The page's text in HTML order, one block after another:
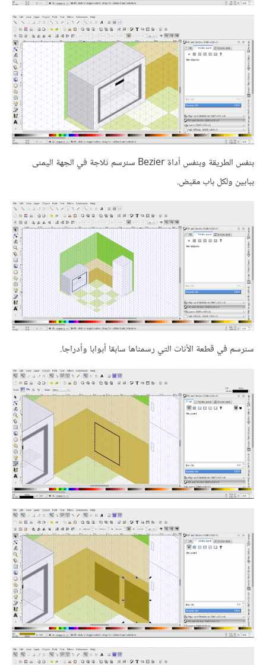
بنفس الطريقة وبنفس أداة Bezier سنرسم ثلاجة في الجهة اليمنى
ببابين ولكل باب مقبض.
سنرسم في قطعة الأثاث التي رسمناها سابقا أبوابا وأدراجا.